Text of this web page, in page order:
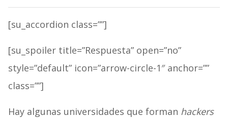
[su_accordion class=””]
[su_spoiler title=”Respuesta” open=”no”
style=”default” icon=”arrow-circle-1″ anchor=””
class=””]
Hay algunas universidades que forman hackers